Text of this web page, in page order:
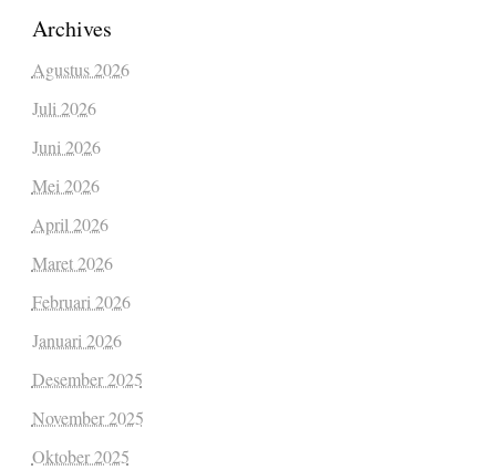
Archives
Agustus 2026
Juli 2026
Juni 2026
Mei 2026
April 2026
Maret 2026
Februari 2026
Januari 2026
Desember 2025
November 2025
Oktober 2025